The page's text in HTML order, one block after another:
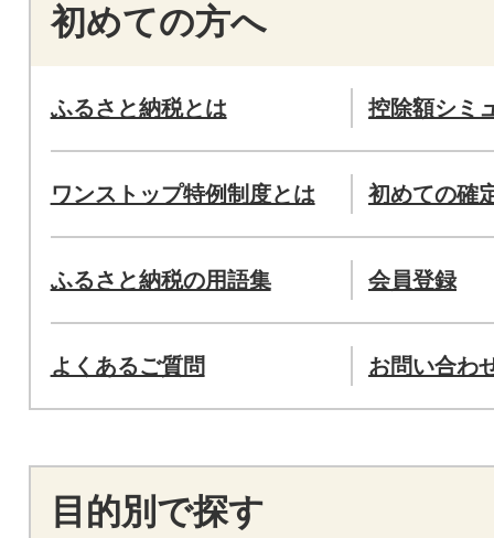
初めての方へ
ふるさと納税とは 控除額シミ
ワンストップ特例制度とは 初めての確
ふるさと納税の用語集 会員登録
よくあるご質問 お問い合わ
目的別で探す